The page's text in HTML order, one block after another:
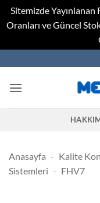
Sitemizde
Oranları ve Güncel
to
content
Anasayfa - Kalite
Sistemleri - FHV7